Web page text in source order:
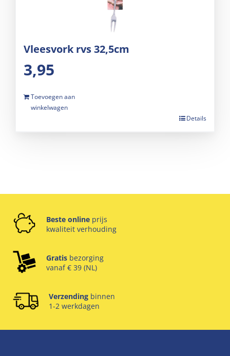
Vleesvork rvs 32,5cm
3,95
Toevoegen aan
winkelwagen
Details
Beste online prijs
kwaliteit verhouding
Gratis bezorging
vanaf € 39 (NL)
Verzending binnen
1-2 werkdagen